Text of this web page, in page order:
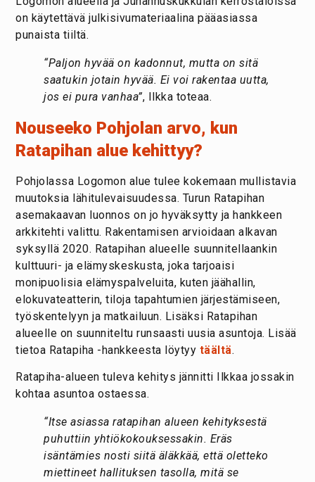
on käytettävä julkisivumateriaalina pääasiassa
punaista tiiltä.
“Paljon hyvää on kadonnut, mutta on sitä
saatukin jotain hyvää. Ei voi rakentaa uutta,
jos ei pura vanhaa”, Ilkka toteaa.
Nouseeko Pohjolan arvo, kun
Ratapihan alue kehittyy?
Pohjolassa Logomon alue tulee kokemaan mullistavia
muutoksia lähitulevaisuudessa. Turun Ratapihan
asemakaavan luonnos on jo hyväksytty ja hankkeen
arkkitehti valittu. Rakentamisen arvioidaan alkavan
syksyllä 2020. Ratapihan alueelle suunnitellaankin
kulttuuri- ja elämyskeskusta, joka tarjoaisi
monipuolisia elämyspalveluita, kuten jäähallin,
elokuvateatterin, tiloja tapahtumien järjestämiseen,
työskentelyyn ja matkailuun. Lisäksi Ratapihan
alueelle on suunniteltu runsaasti uusia asuntoja. Lisää
tietoa Ratapiha -hankkeesta löytyy täältä.
Ratapiha-alueen tuleva kehitys jännitti Ilkkaa jossakin
kohtaa asuntoa ostaessa.
“Itse asiassa ratapihan alueen kehityksestä
puhuttiin yhtiökokouksessakin. Eräs
isäntämies nosti siitä äläkkää, että oletteko
miettineet hallituksen tasolla, mitä se